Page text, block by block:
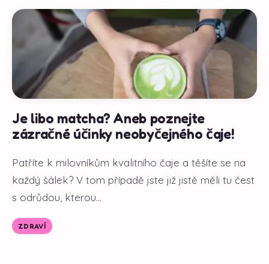
Je libo matcha? Aneb poznejte
zázračné účinky neobyčejného čaje!
Patříte k milovníkům kvalitního čaje a těšíte se na
každý šálek? V tom případě jste již jistě měli tu čest
s odrůdou, kterou...
ZDRAVÍ